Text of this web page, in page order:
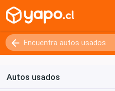
Autos usados
Kilómetros